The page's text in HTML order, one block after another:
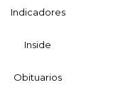
Indicadores
Inside
Obituarios